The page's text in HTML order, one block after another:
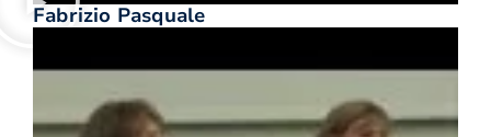
Fabrizio Pasquale